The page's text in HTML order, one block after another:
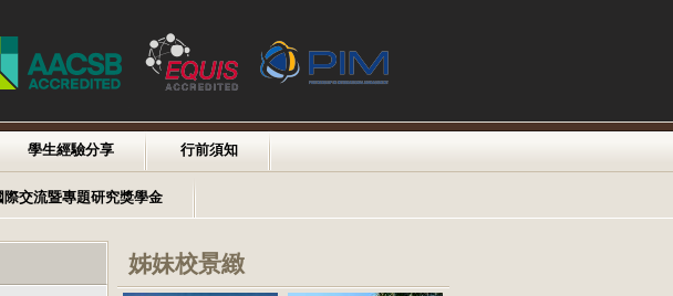
學生經驗分享 行前須知
際交流暨專題研究獎學金
姊妹校景緻